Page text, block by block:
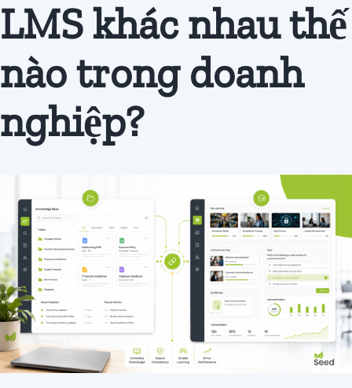
Đăng
ký
LMS khác nhau thế
nào trong doanh
nghiệp?